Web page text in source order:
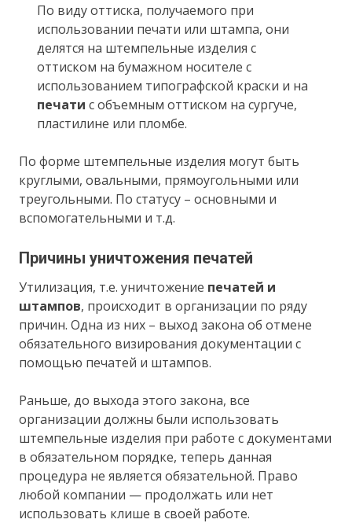
По виду оттиска, получаемого при
использовании печати или штампа, они
делятся на штемпельные изделия с
оттиском на бумажном носителе с
использованием типографской краски и на
печати с объемным оттиском на сургуче,
пластилине или пломбе.
По форме штемпельные изделия могут быть
круглыми, овальными, прямоугольными или
треугольными. По статусу – основными и
вспомогательными и т.д.
Причины уничтожения печатей
Утилизация, т.е. уничтожение печатей и
штампов, происходит в организации по ряду
причин. Одна из них – выход закона об отмене
обязательного визирования документации с
помощью печатей и штампов.
Раньше, до выхода этого закона, все
организации должны были использовать
штемпельные изделия при работе с документами
в обязательном порядке, теперь данная
процедура не является обязательной. Право
любой компании — продолжать или нет
использовать клише в своей работе.